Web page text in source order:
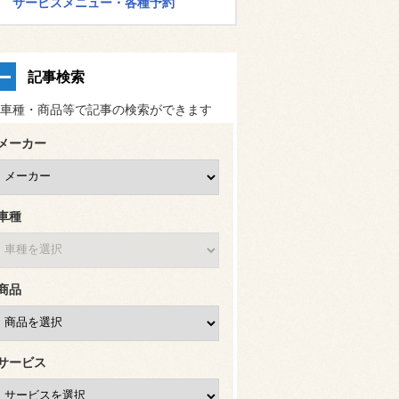
記事検索
種・商品等で記事の検索ができます
ーカー
種
品
ービス